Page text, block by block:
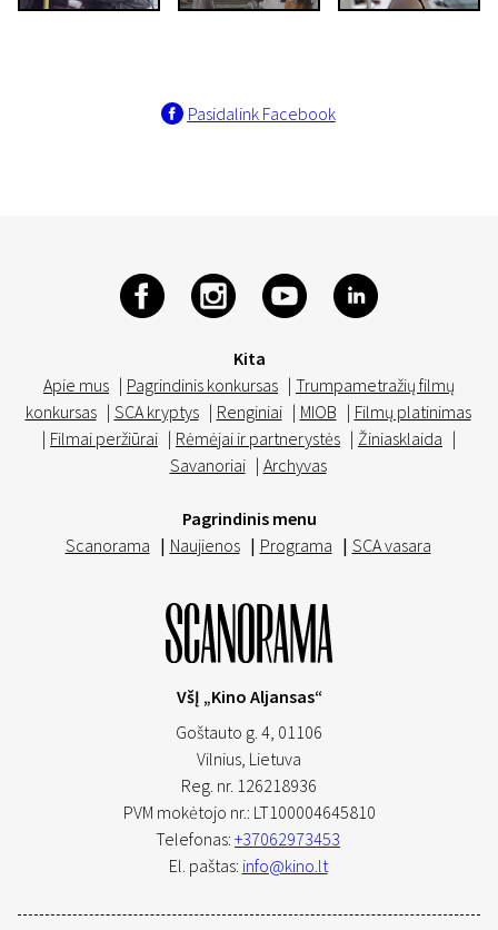
Pasidalink Facebook
Kita
Apie mus | Pagrindinis konkursas | Trumpametražių filmų
konkursas | SCA kryptys | Renginiai | MIOB | Filmų platinimas
| Filmai peržiūrai | Rėmėjai ir partnerystės | Žiniasklaida |
Savanoriai | Archyvas
Pagrindinis menu
Scanorama | Naujienos | Programa | SCA vasara
VšĮ „Kino Aljansas“
Goštauto g. 4, 01106
Vilnius, Lietuva
Reg. nr. 126218936
PVM mokėtojo nr.: LT100004645810
Telefonas: +37062973453
El. paštas: info@kino.lt